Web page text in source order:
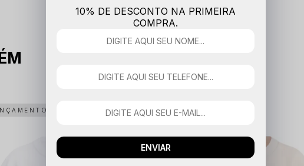
LANÇAMENTO
10% DE DESCONTO NA PRIMEIRA
COMPRA.
ENVIAR